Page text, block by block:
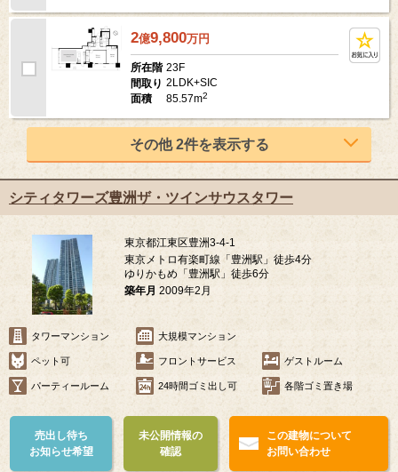
2億9,800万円
所在階 23F
間取り 2LDK+SIC
面積
85.57m2
その他 2件を表示する
シティタワーズ豊洲ザ・ツインサウスタワー
東京都江東区豊洲3-4-1
東京メトロ有楽町線「豊洲駅」徒歩4分
ゆりかもめ「豊洲駅」徒歩6分
築年月 2009年2月
タワーマンション 大規模マンション
ペット可 フロントサービス ゲストルーム
パーティールーム 24時間ゴミ出し可 各階ゴミ置き場
売出し待ち
お知らせ希望
未公開情報の
確認
この建物について
お問い合わせ